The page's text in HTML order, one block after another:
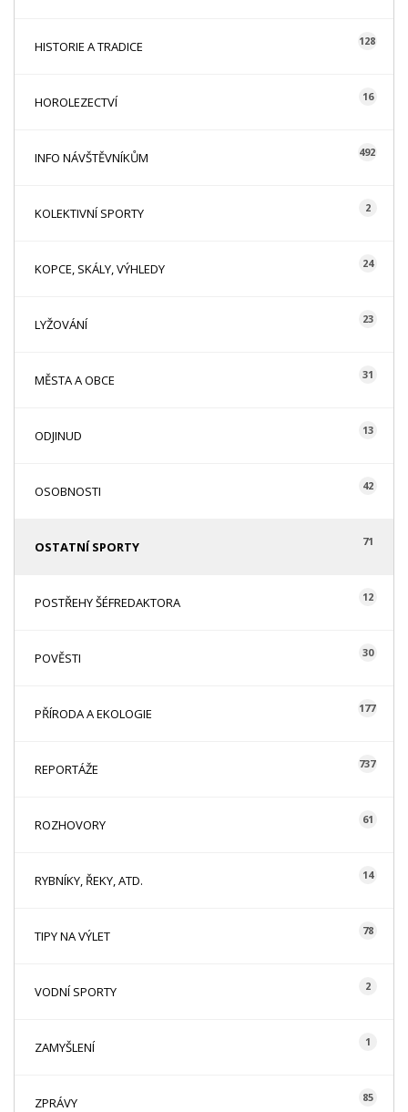
HISTORIE A TRADICE 128
HOROLEZECTVÍ 16
INFO NÁVŠTĚVNÍKŮM 492
KOLEKTIVNÍ SPORTY 2
KOPCE, SKÁLY, VÝHLEDY 24
LYŽOVÁNÍ 23
MĚSTA A OBCE 31
ODJINUD 13
OSOBNOSTI 42
OSTATNÍ SPORTY 71
POSTŘEHY ŠÉFREDAKTORA 12
POVĚSTI 30
PŘÍRODA A EKOLOGIE 177
REPORTÁŽE 737
ROZHOVORY 61
RYBNÍKY, ŘEKY, ATD. 14
TIPY NA VÝLET 78
VODNÍ SPORTY 2
ZAMYŠLENÍ 1
ZPRÁVY 85